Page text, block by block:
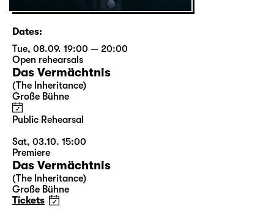
Dates:
Tue, 08.09. 19:00 — 20:00
Open rehearsals
Das Vermächtnis
(The Inheritance)
Große Bühne
Public Rehearsal
Sat, 03.10. 15:00
Premiere
Das Vermächtnis
(The Inheritance)
Große Bühne
Tickets